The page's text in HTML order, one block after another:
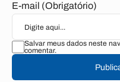
E-mail (Obrigatório)
Salvar meus dados neste
comentar.